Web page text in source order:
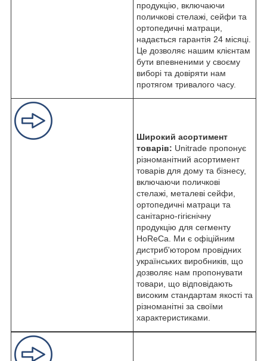
продукцію, включаючи
поличкові стелажі, сейфи та
ортопедичні матраци,
надається гарантія 24 місяці.
Це дозволяє нашим клієнтам
бути впевненими у своєму
виборі та довіряти нам
протягом тривалого часу.
Широкий асортимент
товарів: Unitrade пропонує
різноманітний асортимент
товарів для дому та бізнесу,
включаючи поличкові
стелажі, металеві сейфи,
ортопедичні матраци та
санітарно-гігієнічну
продукцію для сегменту
HoReCa. Ми є офіційним
дистриб'ютором провідних
українських виробників, що
дозволяє нам пропонувати
товари, що відповідають
високим стандартам якості та
різноманітні за своїми
характеристиками.